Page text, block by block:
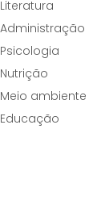
Literatura
Administração
Psicologia
Nutrição
Meio ambiente
Educação